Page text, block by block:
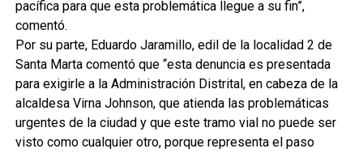
pacífica para que esta problemática llegue a su fin”,
comentó.
Por su parte, Eduardo Jaramillo, edil de la localidad 2 de
Santa Marta comentó que “esta denuncia es presentada
para exigirle a la Administración Distrital, en cabeza de la
alcaldesa Virna Johnson, que atienda las problemáticas
urgentes de la ciudad y que este tramo vial no puede ser
visto como cualquier otro, porque representa el paso